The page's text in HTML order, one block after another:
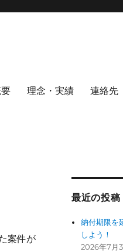
理念・実績 連絡先
案件が
最近の投稿
納付期限を
しよう！
2026年7月